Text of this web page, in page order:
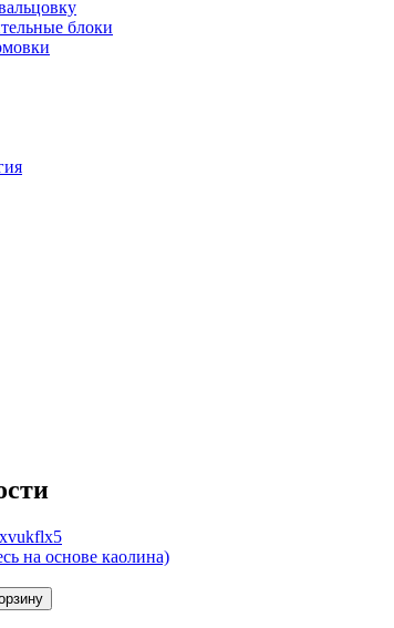
блоки
на основе каолина)